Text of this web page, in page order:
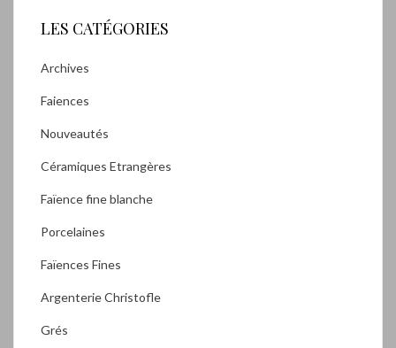
LES CATÉGORIES
Archives
Faiences
Nouveautés
Céramiques Etrangères
Faïence fine blanche
Porcelaines
Faïences Fines
Argenterie Christofle
Grés